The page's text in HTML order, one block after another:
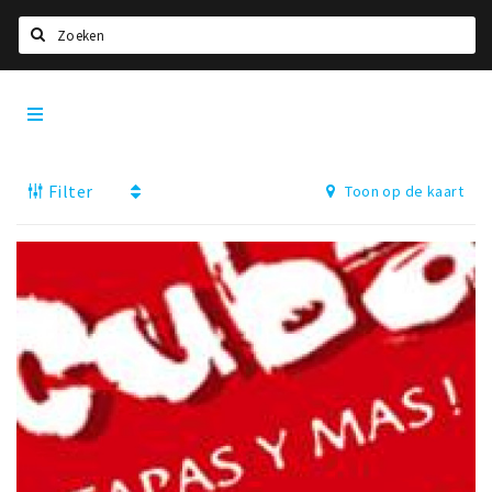
Home
Deals
Nieuws, interviews & blogs
Drinken
Slapen
Recreatief
Winkels
Filter Toon op de kaart